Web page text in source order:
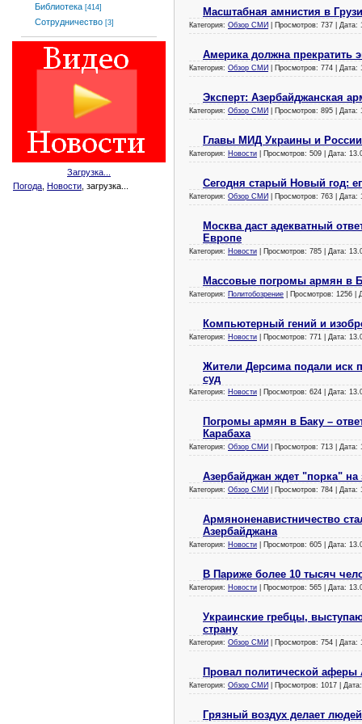
Библиотека [414]
Сотрудничество [3]
Загрузка...
Погода Новости , загрузка...
Масштабная амнистия в
Категория: Обзор СМИ | Просмотров: 737 | Дата:
Америка должна прекратить
Категория: Обзор СМИ | Просмотров: 774 | Дата:
Эксперт: Азербайджанская
Категория: Обзор СМИ | Просмотров: 895 | Дата:
Главы МИД Украины и
Категория: Новости | Просмотров: 509 | Дата:
Сегодня старый Новый год:
Категория: Обзор СМИ | Просмотров: 763 | Дата:
Москва даст адекватный
Европе
Категория: Новости | Просмотров: 785 | Дата:
Массовые погромы армян в
Категория: Политобозрение | Просмотров: 1256 |
Компьютерный гений и
Категория: Новости | Просмотров: 771 | Дата:
Жители Дерсима подали иск
суд
Категория: Новости | Просмотров: 624 | Дата:
Погромы армян в Баку –
Карабаха
Категория: Обзор СМИ | Просмотров: 713 | Дата:
Азербайджан ждет "порка"
Категория: Обзор СМИ | Просмотров: 784 | Дата:
Армяноненавистничество
Азербайджана
Категория: Новости | Просмотров: 605 | Дата:
В Париже более 10 тысяч
Категория: Новости | Просмотров: 565 | Дата:
Украинские гребцы,
страну
Категория: Обзор СМИ | Просмотров: 754 | Дата:
Провал политической аферы
Категория: Обзор СМИ | Просмотров: 1017 |
Грязный воздух делает